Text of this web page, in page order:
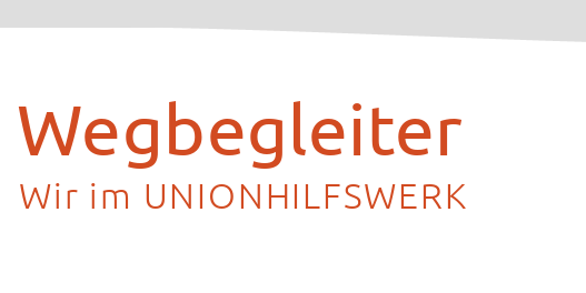
Wegbegleiter
Wir im UNIONHILFSWERK